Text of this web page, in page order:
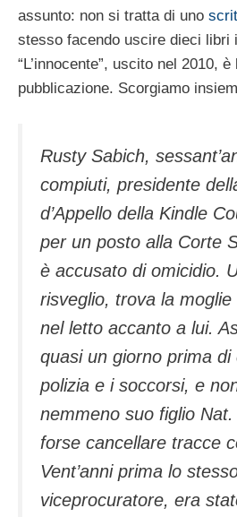
assunto: non si tratta di uno
stesso facendo uscire dieci libri
“L’innocente”, uscito nel 2010,
pubblicazione. Scorgiamo
Rusty Sabich,
compiuti, presidente
d’Appello della Kindle
per un posto alla Corte
è accusato di omicidio.
risveglio, trova la
nel letto accanto a lui.
quasi un giorno prima di
polizia e i soccorsi, e
nemmeno suo figlio
forse cancellare tracce
Vent’anni prima lo
viceprocuratore, era